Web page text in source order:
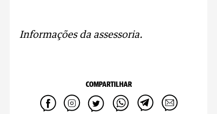
Informações da assessoria.
COMPARTILHAR